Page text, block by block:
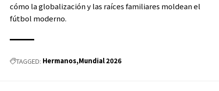
cómo la globalización y las raíces familiares moldean el
fútbol moderno.
TAGGED: Hermanos Mundial 2026